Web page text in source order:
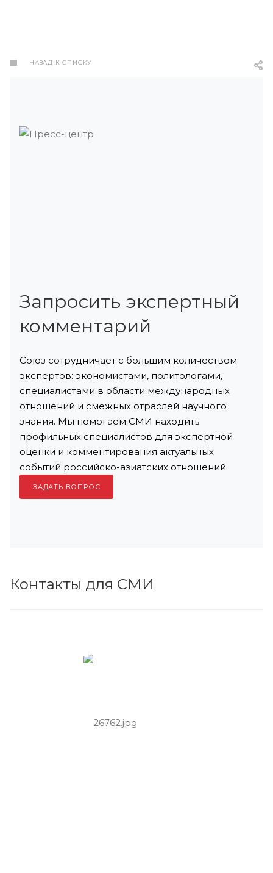
НАЗАД К СПИСКУ
Запросить экспертный
комментарий
Союз сотрудничает с большим количеством
экспертов: экономистами, политологами,
специалистами в области международных
отношений и смежных отраслей научного
знания. Мы помогаем СМИ находить
профильных специалистов для экспертной
оценки и комментирования актуальных
событий российско-азиатских отношений.
ЗАДАТЬ ВОПРОС
Контакты для СМИ